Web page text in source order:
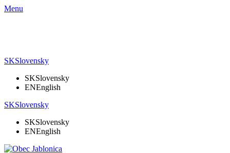
Menu
SKSlovensky
SKSlovensky
ENEnglish
SKSlovensky
SKSlovensky
ENEnglish